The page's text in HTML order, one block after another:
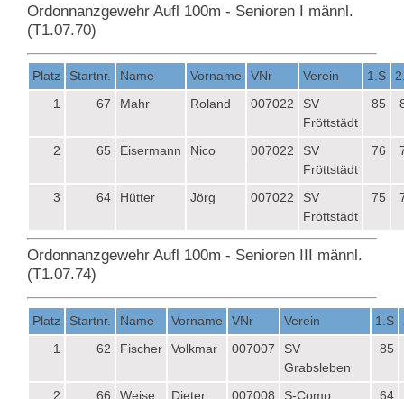
Ordonnanzgewehr Aufl 100m - Senioren I männl.
(T1.07.70)
Platz Startnr. Name Vorname VNr Verein 1.S
1
67 Mahr Roland 007022
SV
Fröttstädt
85
2 65 Eisermann Nico 007022
SV
Fröttstädt
76
3 64 Hütter Jörg 007022
SV
Fröttstädt
75
Ordonnanzgewehr Aufl 100m - Senioren III männl.
(T1.07.74)
Platz Startnr. Name Vorname VNr Verein 1.S
1
62 Fischer Volkmar 007007
SV
Grabsleben
85
2 66 Weise Dieter 007008
S-Comp.
64